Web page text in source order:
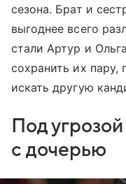
сезона. Брат и
выгоднее всего
стали Артур и
сохранить их пару,
искать другую
Под
с дочерью